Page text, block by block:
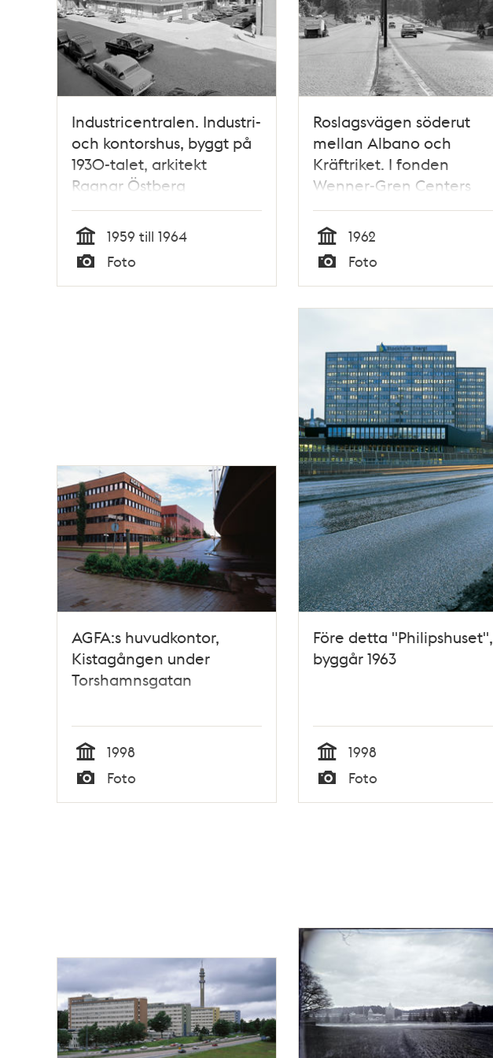
Industricentralen. Industri-
och kontorshus, byggt på
1930-talet, arkitekt
Ragnar Östberg
Tid
1959 till 1964
Typ
Foto
Roslagsvägen söderut
mellan Albano och
Kräftriket. I fonden
Wenner-Gren Centers
kontorshus i 25 våningar.
Tid
1962
Typ
Foto
AGFA:s huvudkontor,
Kistagången under
Torshamnsgatan
Tid
1998
Typ
Foto
Före detta "Philipshuset",
byggår 1963
Tid
1998
Typ
Foto